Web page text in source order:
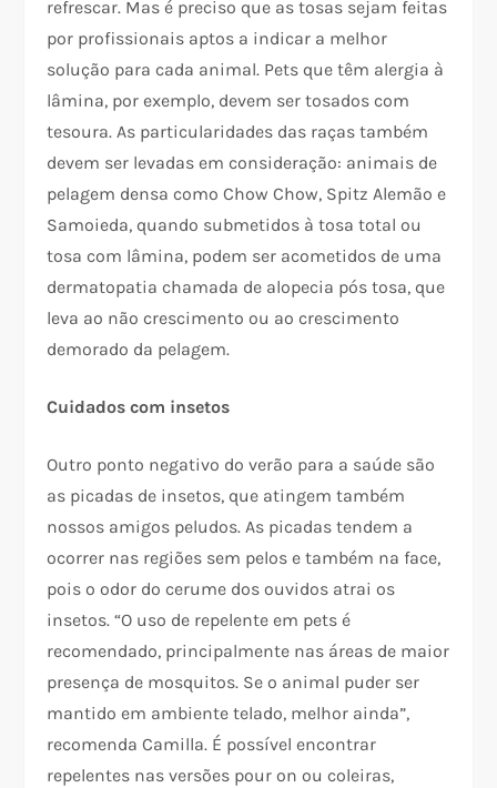
refrescar. Mas é preciso que as tosas sejam feitas
por profissionais aptos a indicar a melhor
solução para cada animal. Pets que têm alergia à
lâmina, por exemplo, devem ser tosados com
tesoura. As particularidades das raças também
devem ser levadas em consideração: animais de
pelagem densa como Chow Chow, Spitz Alemão e
Samoieda, quando submetidos à tosa total ou
tosa com lâmina, podem ser acometidos de uma
dermatopatia chamada de alopecia pós tosa, que
leva ao não crescimento ou ao crescimento
demorado da pelagem.
Cuidados com insetos
Outro ponto negativo do verão para a saúde são
as picadas de insetos, que atingem também
nossos amigos peludos. As picadas tendem a
ocorrer nas regiões sem pelos e também na face,
pois o odor do cerume dos ouvidos atrai os
insetos. “O uso de repelente em pets é
recomendado, principalmente nas áreas de maior
presença de mosquitos. Se o animal puder ser
mantido em ambiente telado, melhor ainda”,
recomenda Camilla. É possível encontrar
repelentes nas versões pour on ou coleiras,